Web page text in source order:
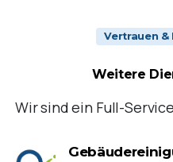
Vertrauen
Weitere
Wir sind ein Full-